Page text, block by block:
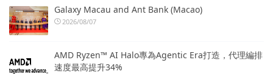
Galaxy Macau and Ant Bank (Macao)
2026/08/07
AMD Ryzen™ AI Halo專為Agentic Era打造，代理編排
速度最高提升34%